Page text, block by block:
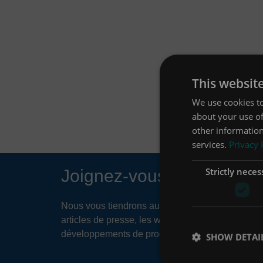
Joignez-vous à notre liste
Nous vous tiendrons au courant de choses telles
articles de presse, les webinaires à venir et les
développements de produits.
This
We use cookies
about your use
other
services. Privacy
Strictly
SHOW